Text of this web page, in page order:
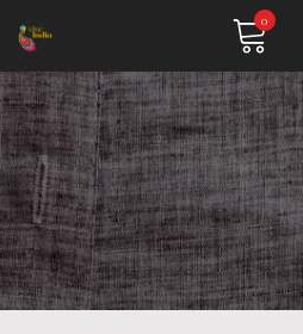
0